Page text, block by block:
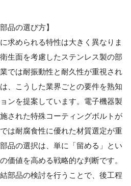
品の選び方】
求められる特性は大きく異なりま
生面を考慮したステンレス製の部
では耐振動性と耐久性が重視され
、こうした業界ごとの要件を熟知
ンを提案しています。電子機器製
された特殊コーティングボルトが
は耐腐食性に優れた材質選定が重
品の選択は、単に「留める」とい
価値を高める戦略的な判断です。
部品の検討を行うことで、後工程